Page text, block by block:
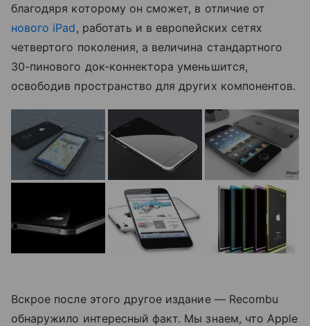
благодяря которому он сможет, в отличие от
нового iPad , работать и в европейских сетях
четвертого поколения, а величина стандартного
30-пинового док-коннектора уменьшится,
освободив пространство для других компонентов.
Вскрое после этого другое издание — Recombu
обнаружило интересный факт. Мы знаем, что Apple